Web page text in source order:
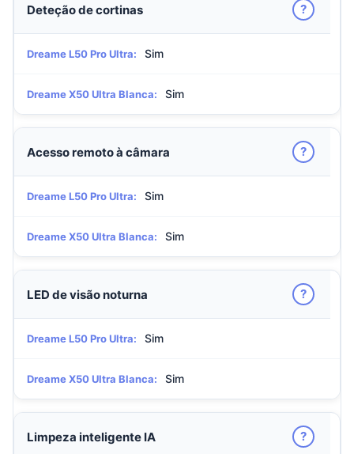
Deteção de cortinas ?
Dreame L50 Pro Ultra: Sim
Dreame X50 Ultra Blanca: Sim
Acesso remoto à câmara ?
Dreame L50 Pro Ultra: Sim
Dreame X50 Ultra Blanca: Sim
LED de visão noturna ?
Dreame L50 Pro Ultra: Sim
Dreame X50 Ultra Blanca: Sim
Limpeza inteligente IA ?